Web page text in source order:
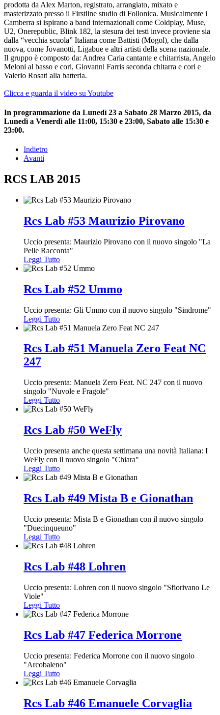
prodotta da Alex Marton, registrato, arrangiato, mixato e
masterizzato presso il Firstline studio di Follonica. Musicalmente i
Camberra si ispirano a band internazionali come Coldplay, Muse,
U2, Onerepublic, Blink 182, la stesura dei testi invece proviene sia
dalla “vecchia scuola” Italiana come Battisti (Mogol), che dalla
nuova, come Jovanotti, Ligabue e altri artisti della scena nazionale.
Il gruppo è composto da: Andrea Caria cantante e chitarrista, Angelo
Meloni al basso e cori, Giovanni Farris seconda chitarra e cori e
Valerio Rosati alla batteria.
Clicca e guarda il video su Youtube
In programmazione da Lunedì 23 a Sabato 28 Marzo 2015, da
Lunedì a Venerdì alle 11:00, 15:30 e 23:00, Sabato alle 15:30 e
23:00.
Indietro
Avanti
RCS LAB 2015
Rcs Lab #53 Maurizio Pirovano
Uccio presenta: Maurizio Pirovano con il nuovo singolo "La
Pelle Racconta"
Leggi Tutto
Rcs Lab #52 Ummo
Uccio presenta: Gli Ummo con il nuovo singolo "Sindrome"
Leggi Tutto
Rcs Lab #51 Manuela Zero Feat NC
247
Uccio presenta: Manuela Zero Feat. NC 247 con il nuovo
singolo "Nuvole e Fragole"
Leggi Tutto
Rcs Lab #50 WeFly
Uccio presenta anche questa settimana una novità Italiana: I
WeFly con il nuovo singolo "Chiara"
Leggi Tutto
Rcs Lab #49 Mista B e Gionathan
Uccio presenta: Mista B e Gionathan con il nuovo singolo
"Duecinqueuno"
Leggi Tutto
Rcs Lab #48 Lohren
Uccio presenta: Lohren con il nuovo singolo "Sfiorivano Le
Viole"
Leggi Tutto
Rcs Lab #47 Federica Morrone
Uccio presenta: Federica Morrone con il nuovo singolo
"Arcobaleno"
Leggi Tutto
Rcs Lab #46 Emanuele Corvaglia